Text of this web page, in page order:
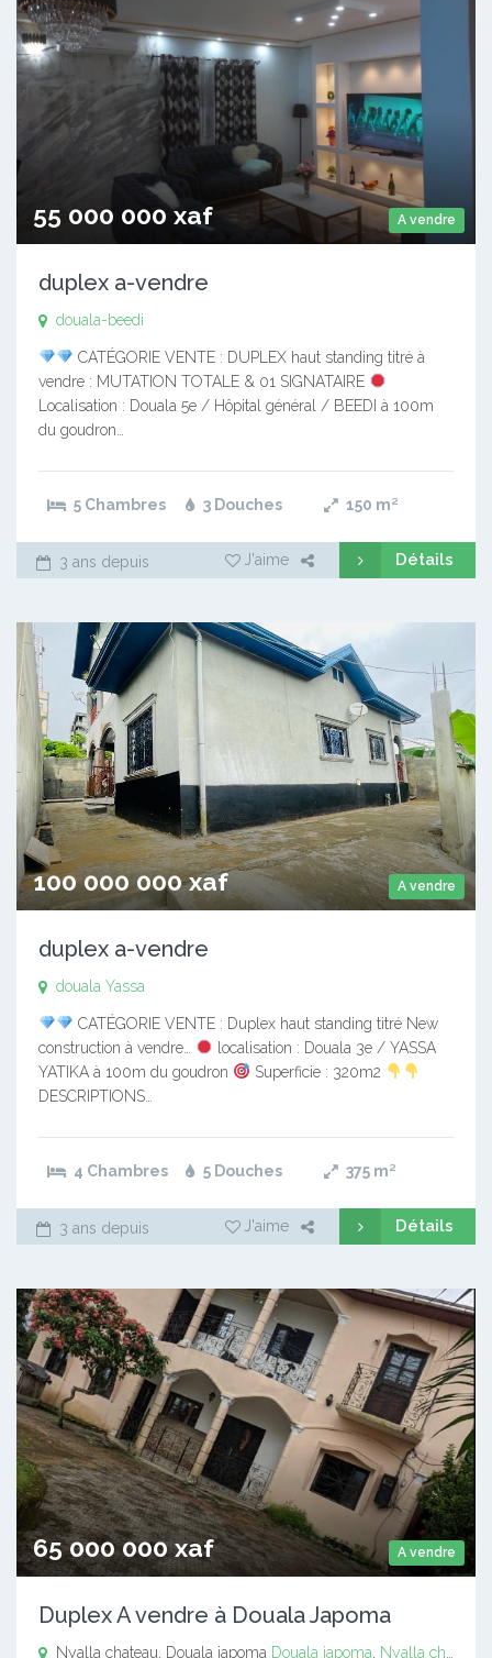
A vendre
55 000 000 xaf
duplex a-vendre
douala-beedi
CATÉGORIE VENTE : DUPLEX haut standing titré à
vendre : MUTATION TOTALE & 01 SIGNATAIRE
Localisation : Douala 5e / Hôpital général / BEEDI à 100m
du goudron…
5 Chambres 3 Douches 150 m²
3 ans depuis J'aime Détails
A vendre
100 000 000 xaf
duplex a-vendre
douala Yassa
CATÉGORIE VENTE : Duplex haut standing titré New
construction à vendre…
localisation : Douala 3e / YASSA
YATIKA à 100m du goudron
Superficie : 320m2
DESCRIPTIONS…
4 Chambres 5 Douches 375 m²
3 ans depuis J'aime Détails
A vendre
65 000 000 xaf
Duplex A vendre à Douala Japoma
Nyalla chateau, Douala japoma Douala japoma Nyalla chateau